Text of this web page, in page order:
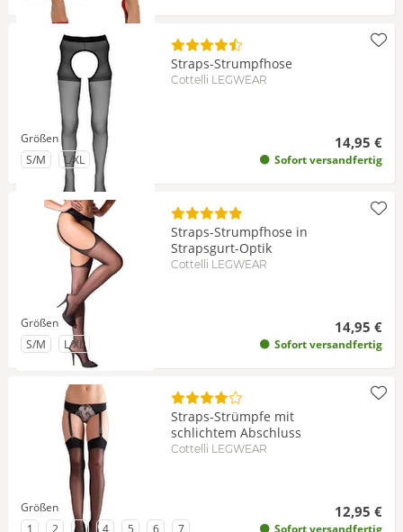
Straps-Strumpfhose
Cottelli LEGWEAR
14,95 €
Sofort versandfertig
Größen
zu Größe
S/M zu Größe
L/XL
Straps-Strumpfhose in
Strapsgurt-Optik
Cottelli LEGWEAR
14,95 €
Sofort versandfertig
Größen
zu Größe
S/M zu Größe
L/XL
Straps-Strümpfe mit
schlichtem Abschluss
Cottelli LEGWEAR
12,95 €
Sofort versandfertig
Größen
zu Größe
1 zu Größe
2 zu Größe
3 zu Größe
4 zu Größe
5 zu Größe
6 zu Größe
7